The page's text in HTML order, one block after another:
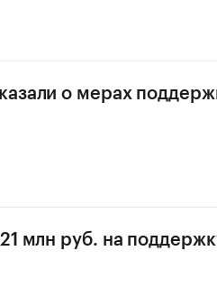
о мерах
млн руб. на